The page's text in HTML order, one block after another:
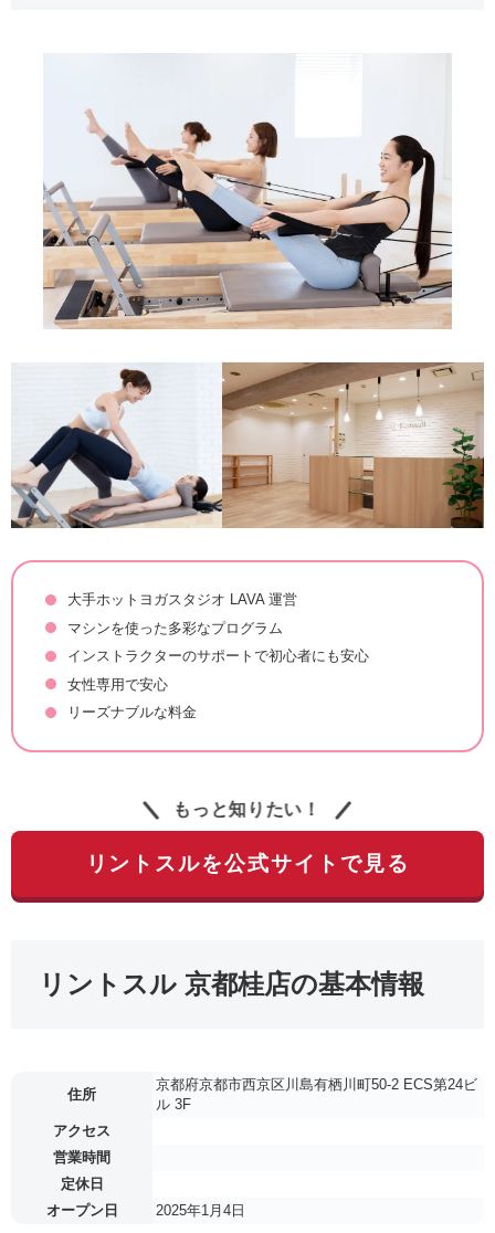
大手ホットヨガスタジオ LAVA 運営
マシンを使った多彩なプログラム
インストラクターのサポートで初心者にも安心
女性専用で安心
リーズナブルな料金
もっと知りたい！
リントスルを公式サイトで見る
リントスル 京都桂店の基本情報
住所
京都府京都市西京区川島有栖川町50-2 ECS第24ビ
ル 3F
アクセス
営業時間
定休日
オープン日
2025年1月4日